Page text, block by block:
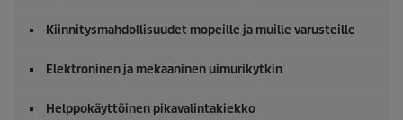
Kiinnitysmahdollisuudet mopeille ja muille varusteille
Elektroninen ja mekaaninen uimurikytkin
Helppokäyttöinen pikavalintakiekko